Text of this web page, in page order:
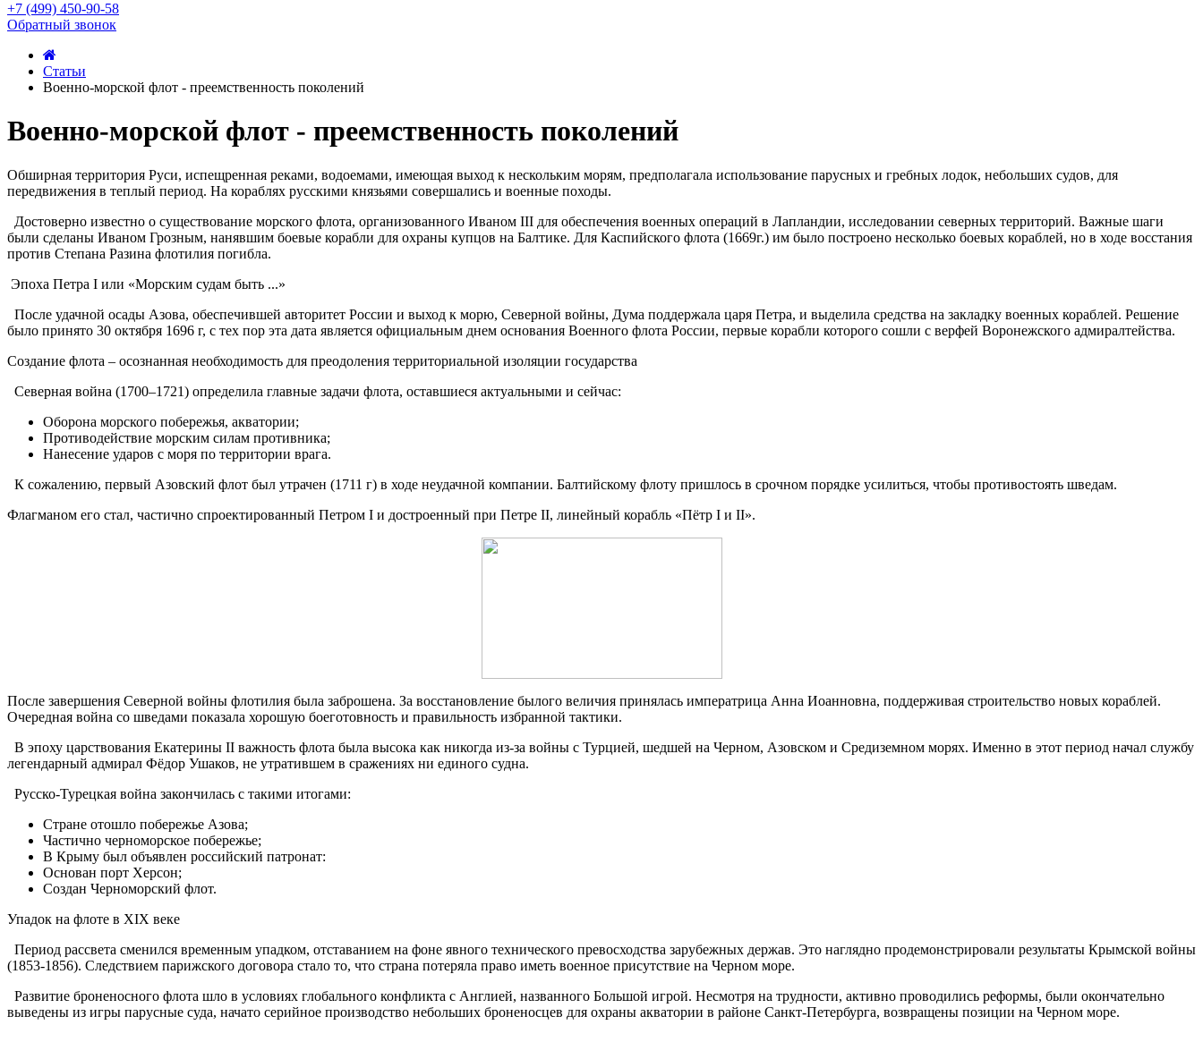
+7 (499) 450-90-58
Обратный звонок
Статьи
Военно-морской флот - преемственность поколений
Военно-морской флот - преемственность поколений
Обширная территория Руси, испещренная реками, водоемами, имеющая выход к нескольким морям, предполагала использование парусных и гребных лодок, небольших судов, для
передвижения в теплый период. На кораблях русскими князьями совершались и военные походы.
Достоверно известно о существование морского флота, организованного Иваном III для обеспечения военных операций в Лапландии, исследовании северных территорий. Важные шаги
были сделаны Иваном Грозным, нанявшим боевые корабли для охраны купцов на Балтике. Для Каспийского флота (1669г.) им было построено несколько боевых кораблей, но в ходе восстания
против Степана Разина флотилия погибла.
Эпоха Петра I или «Морским судам быть ...»
После удачной осады Азова, обеспечившей авторитет России и выход к морю, Северной войны, Дума поддержала царя Петра, и выделила средства на закладку военных кораблей. Решение
было принято 30 октября 1696 г, с тех пор эта дата является официальным днем основания Военного флота России, первые корабли которого сошли с верфей Воронежского адмиралтейства.
Создание флота – осознанная необходимость для преодоления территориальной изоляции государства
Северная война (1700–1721) определила главные задачи флота, оставшиеся актуальными и сейчас:
Оборона морского побережья, акватории;
Противодействие морским силам противника;
Нанесение ударов с моря по территории врага.
К сожалению, первый Азовский флот был утрачен (1711 г) в ходе неудачной компании. Балтийскому флоту пришлось в срочном порядке усилиться, чтобы противостоять шведам.
Флагманом его стал, частично спроектированный Петром I и достроенный при Петре II, линейный корабль «Пётр I и II».
После завершения Северной войны флотилия была заброшена. За восстановление былого величия принялась императрица Анна Иоанновна, поддерживая строительство новых кораблей.
Очередная война со шведами показала хорошую боеготовность и правильность избранной тактики.
В эпоху царствования Екатерины II важность флота была высока как никогда из-за войны с Турцией, шедшей на Черном, Азовском и Средиземном морях. Именно в этот период начал службу
легендарный адмирал Фёдор Ушаков, не утратившем в сражениях ни единого судна.
Русско-Турецкая война закончилась с такими итогами:
Стране отошло побережье Азова;
Частично черноморское побережье;
В Крыму был объявлен российский патронат:
Основан порт Херсон;
Создан Черноморский флот.
Упадок на флоте в XIX веке
Период рассвета сменился временным упадком, отставанием на фоне явного технического превосходства зарубежных держав. Это наглядно продемонстрировали результаты Крымской войны
(1853-1856). Следствием парижского договора стало то, что страна потеряла право иметь военное присутствие на Черном море.
Развитие броненосного флота шло в условиях глобального конфликта с Англией, названного Большой игрой. Несмотря на трудности, активно проводились реформы, были окончательно
выведены из игры парусные суда, начато серийное производство небольших броненосцев для охраны акватории в районе Санкт-Петербурга, возвращены позиции на Черном море.